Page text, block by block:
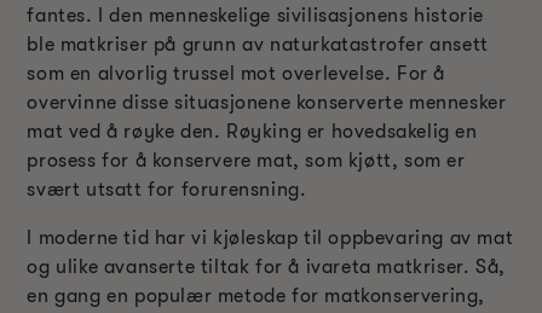
fantes. I den menneskelige sivilisasjonens historie
ble matkriser på grunn av naturkatastrofer ansett
som en alvorlig trussel mot overlevelse. For å
overvinne disse situasjonene konserverte mennesker
mat ved å røyke den. Røyking er hovedsakelig en
prosess for å konservere mat, som kjøtt, som er
svært utsatt for forurensning.
I moderne tid har vi kjøleskap til oppbevaring av mat
og ulike avanserte tiltak for å ivareta matkriser. Så,
en gang en populær metode for matkonservering,